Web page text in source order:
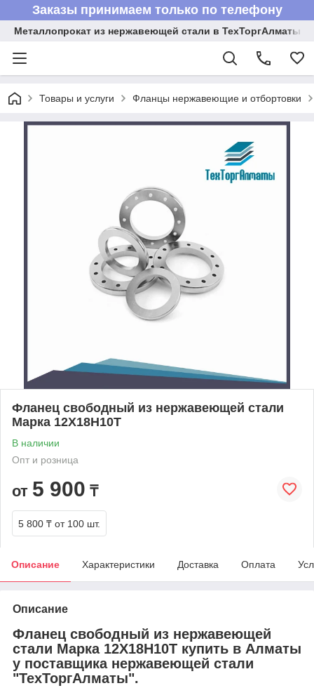
Заказы принимаем только по телефону
Металлопрокат из нержавеющей стали в ТехТоргАлматы
Товары и услуги Фланцы нержавеющие и отбортовки
Фланец свободный из нержавеющей стали
Марка 12Х18Н10Т
В наличии
Опт и розница
от 5 900 ₸
5 800 ₸ от 100 шт.
Описание Характеристики Доставка Оплата
Описание
Фланец свободный из нержавеющей
стали Марка 12Х18Н10Т купить в Алматы
у поставщика нержавеющей стали
"ТехТоргАлматы".